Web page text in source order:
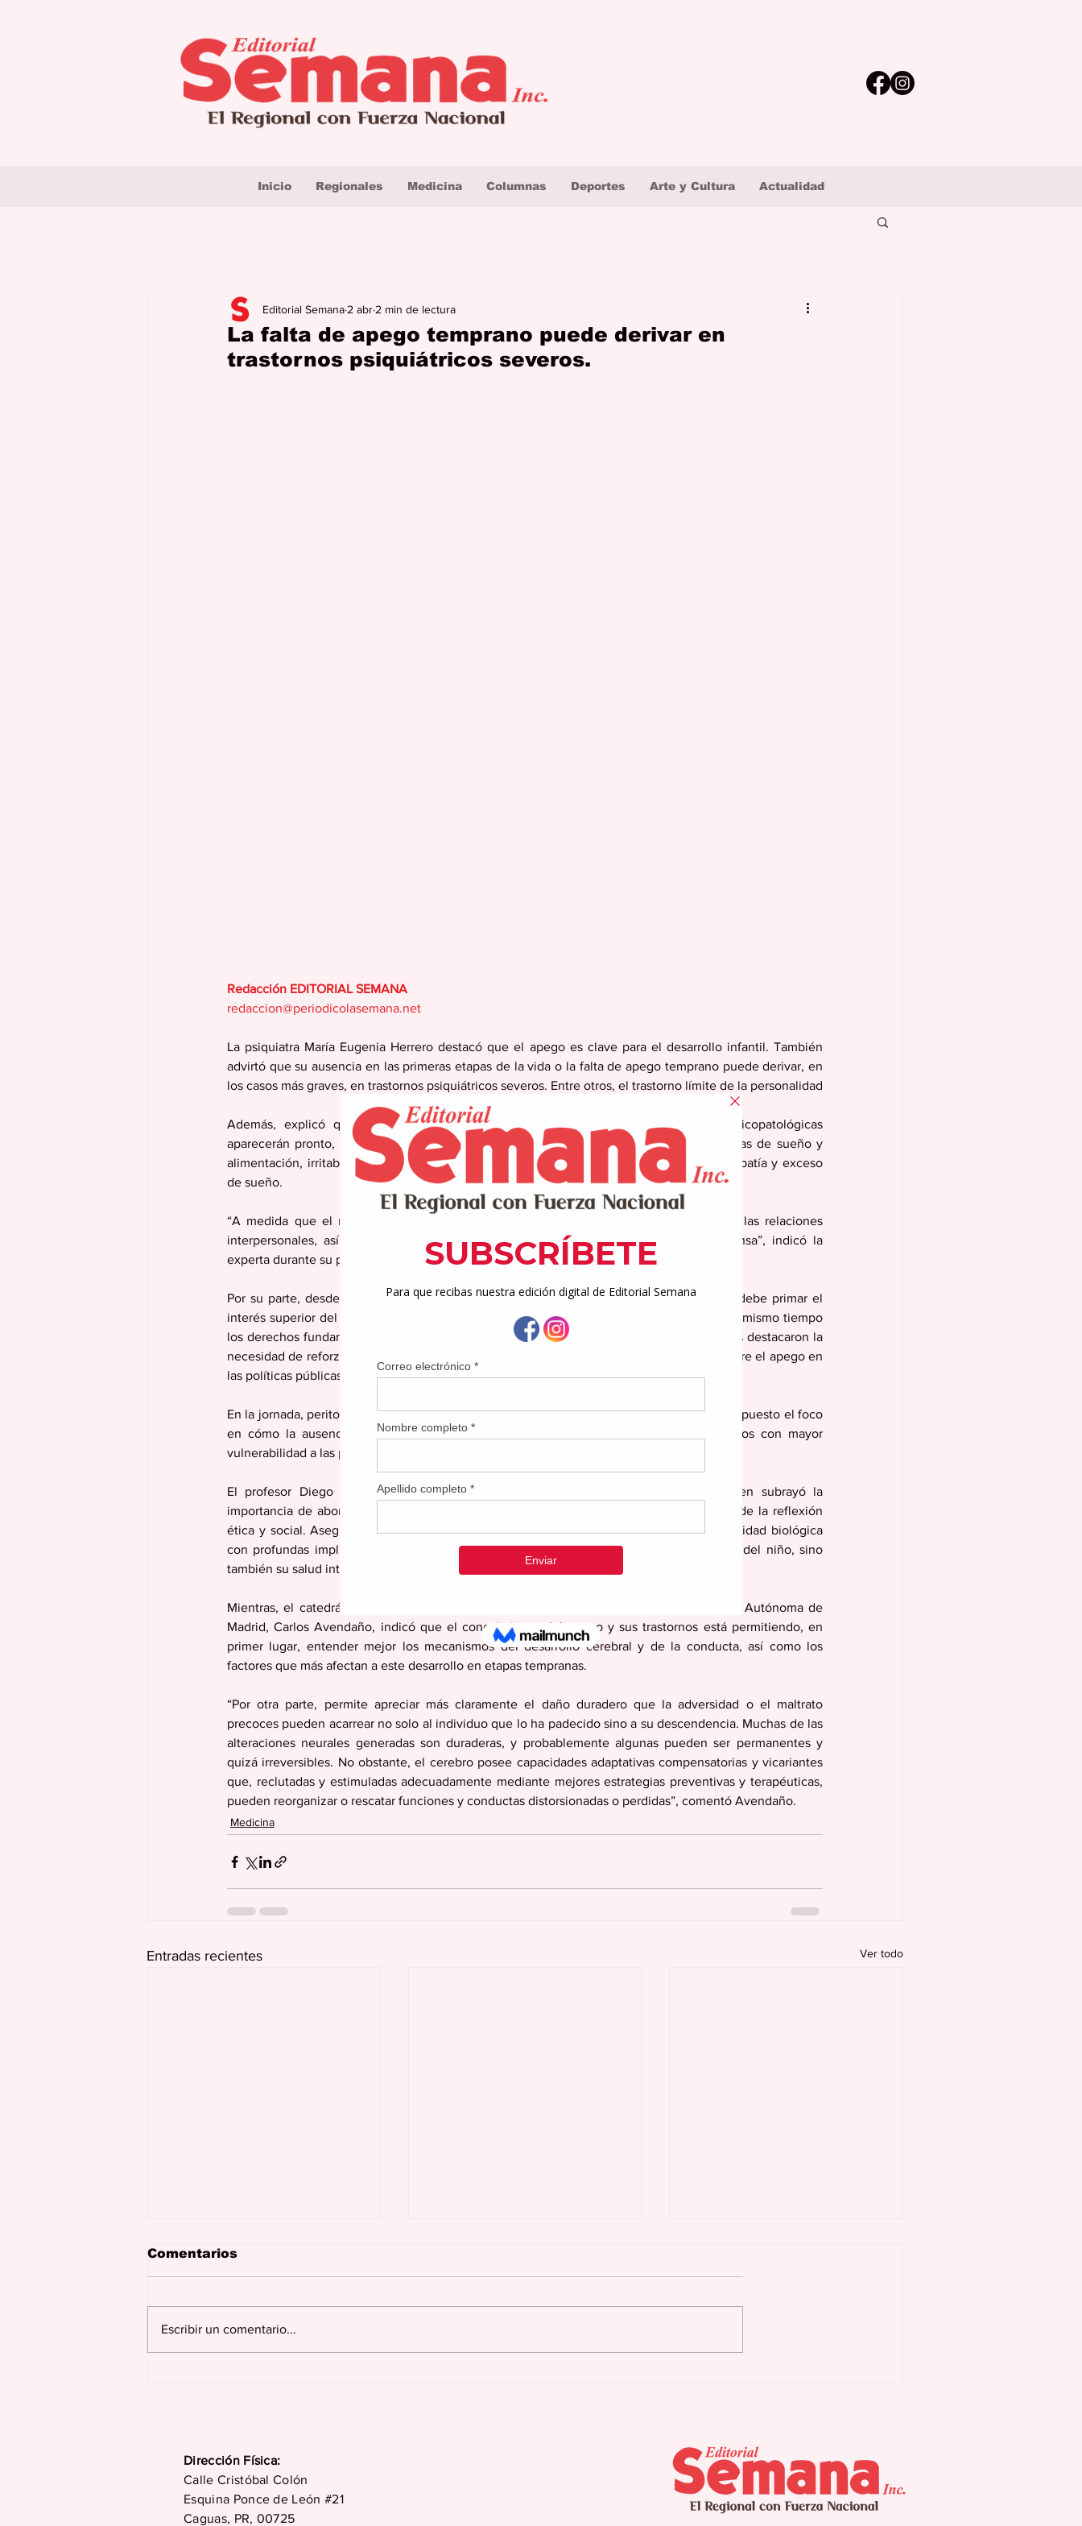
Inicio Regionales Medicina Columnas Deportes Arte y Cultura Actualidad
La falta de apego temprano puede derivar en
trastornos psiquiátricos severos.
Editorial Semana 2 abr 2 min de lectura
Redacción EDITORIAL SEMANA
redaccion@periodicolasemana.net
La psiquiatra María Eugenia Herrero destacó que el apego es clave para el desarrollo infantil. También
advirtó que su ausencia en las primeras etapas de la vida o la falta de apego temprano puede derivar, en
los casos más graves, en trastornos psiquiátricos severos. Entre otros, el trastorno límite de la personalidad
Además, explicó que, ante la falta de un apego adecuado, las manifestaciones psicopatológicas
aparecerán pronto, pudiéndose diagnosticar antes del año de edad a través de problemas de sueño y
alimentación, irritabilidad importante, llanto frecuente e incoercible. O, por el contrario, apatía y exceso
de sueño.
“A medida que el niño crece, pueden aparecer desconfianza y miedo, dificultades en las relaciones
interpersonales, así como inseguridad, baja autoestima y conductas agresivas de defensa”, indicó la
experta durante su participación en ‘XXVII Ateneo de Bioética.
Por su parte, desde el punto de vista ético y jurídico, la ley establece con claridad que debe primar el
interés superior del menor sobre cualquier otro interés legítimo concurrente, valorando al mismo tiempo
los derechos fundamentales de las demás personas implicadas. Por todo ello, los expertos destacaron la
necesidad de reforzar los sistemas de apoyo a la infancia y de integrar el conocimiento sobre el apego en
las políticas públicas de protección.
En la jornada, peritos en neurociencia, psiquiatría, psicología y protección de menores han puesto el foco
en cómo la ausencia de vínculos seguros está configurando una generación de adultos con mayor
vulnerabilidad a las patologías mentales y a la exclusión social.
El profesor Diego Gracia, presidente de la Fundación de Ciencias de la Salud, quien subrayó la
importancia de abordar el apego no solo desde la evidencia científica, sino también desde la reflexión
ética y social. Aseguró que “el apego no es solo una categoría psicológica, sino una realidad biológica
con profundas implicaciones éticas. Cuando falla, se resiente no solo la vida emocional del niño, sino
también su salud integral y, en consecuencia, nuestra responsabilidad social”.
Mientras, el catedrático emérito de Anatomía Humana y Neurociencia de la Universidad Autónoma de
Madrid, Carlos Avendaño, indicó que el conocimiento del apego y sus trastornos está permitiendo, en
primer lugar, entender mejor los mecanismos del desarrollo cerebral y de la conducta, así como los
factores que más afectan a este desarrollo en etapas tempranas.
“Por otra parte, permite apreciar más claramente el daño duradero que la adversidad o el maltrato
precoces pueden acarrear no solo al individuo que lo ha padecido sino a su descendencia. Muchas de las
alteraciones neurales generadas son duraderas, y probablemente algunas pueden ser permanentes y
quizá irreversibles. No obstante, el cerebro posee capacidades adaptativas compensatorias y vicariantes
que, reclutadas y estimuladas adecuadamente mediante mejores estrategias preventivas y terapéuticas,
pueden reorganizar o rescatar funciones y conductas distorsionadas o perdidas”, comentó Avendaño.
Medicina
Entradas recientes Ver todo
hueso
Comentarios
Escribir un comentario...
Dirección Física:
Calle Cristóbal Colón
Esquina Ponce de León #21
Caguas, PR, 00725